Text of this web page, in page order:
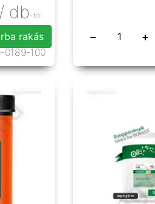
/ db -tól
rakás
0189-100
− +